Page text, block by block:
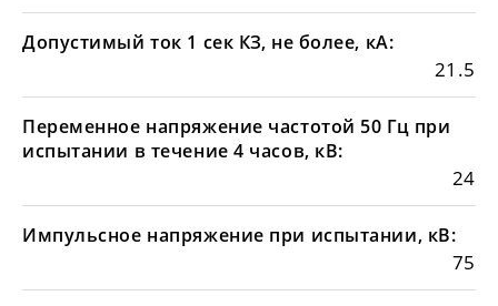
Допустимый ток 1 сек КЗ, не более, кА:
21.5
Переменное напряжение частотой 50 Гц при
испытании в течение 4 часов, кВ:
24
Импульсное напряжение при испытании, кВ:
75